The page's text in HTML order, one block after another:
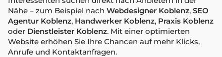
Nähe – zum Beispiel nach Webdesigner Koblenz, SEO
Agentur Koblenz, Handwerker Koblenz, Praxis Koblenz
oder Dienstleister Koblenz. Mit einer optimierten
Website erhöhen Sie Ihre Chancen auf mehr Klicks,
Anrufe und Kontaktanfragen.